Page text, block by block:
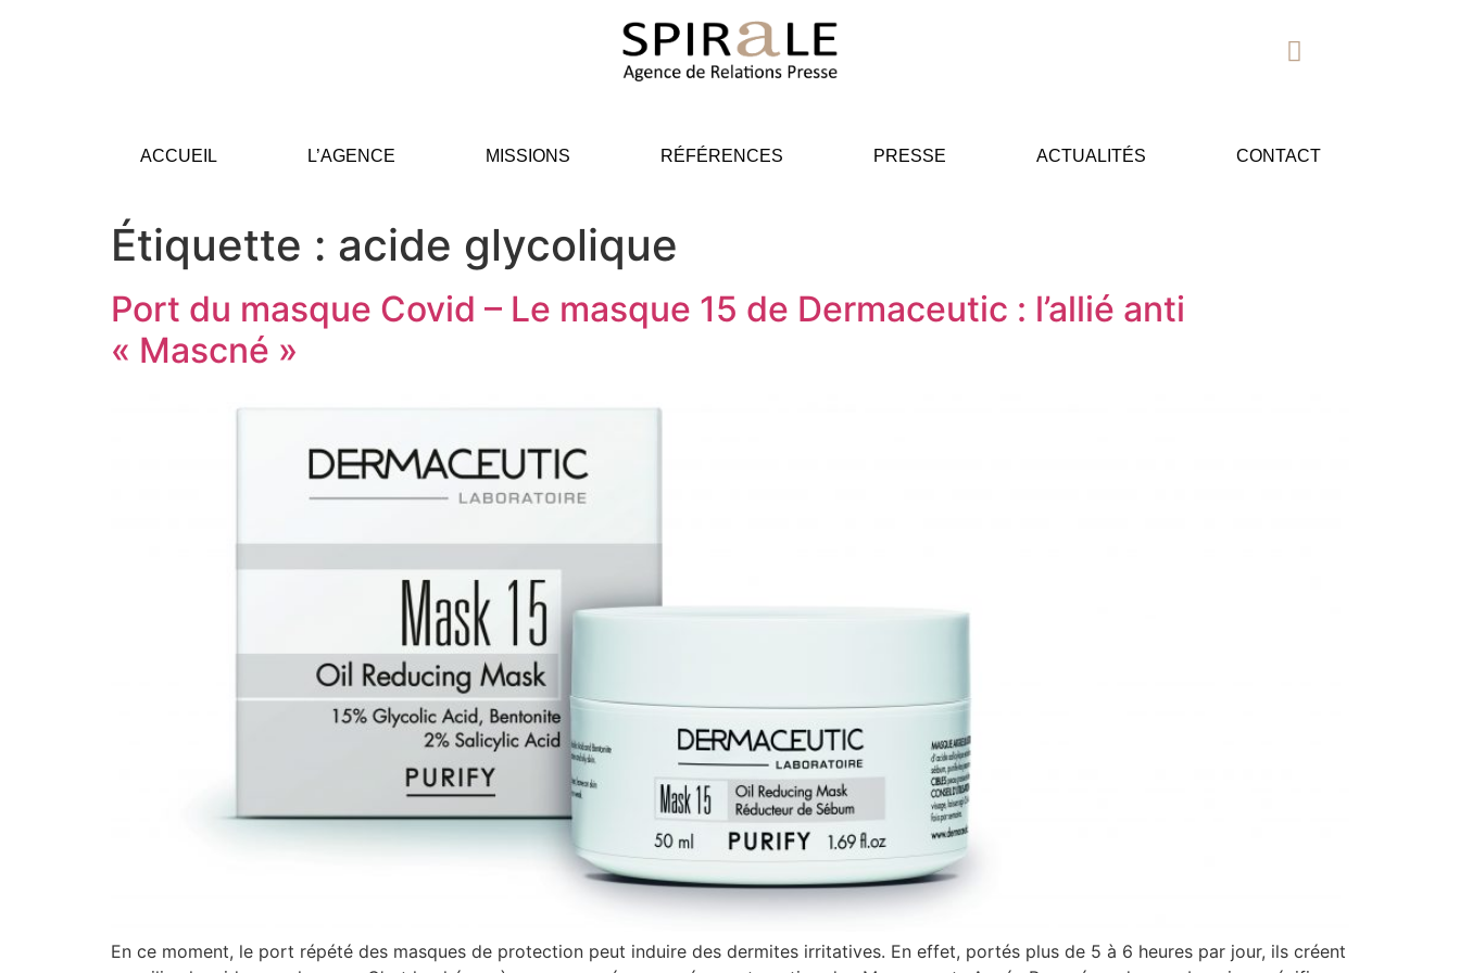
ACCUEIL L’AGENCE MISSIONS RÉFÉRENCES PRESSE ACTUALITÉS CONTACT
Étiquette : acide glycolique
Port du masque Covid – Le masque 15 de Dermaceutic : l’allié anti
« Mascné »
En ce moment, le port répété des masques de protection peut induire des dermites irritatives. En effet, portés plus de 5 à 6 heures par jour, ils créent